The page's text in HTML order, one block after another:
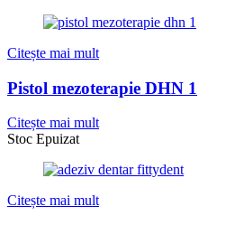
Citește mai mult
Pistol mezoterapie DHN 1
Citește mai mult
Stoc Epuizat
Citește mai mult